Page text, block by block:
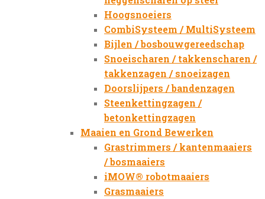
Hoogsnoeiers
CombiSysteem / MultiSysteem
Bijlen / bosbouwgereedschap
Snoeischaren / takkenscharen /
takkenzagen / snoeizagen
Doorslijpers / bandenzagen
Steenkettingzagen /
betonkettingzagen
Maaien en Grond Bewerken
Grastrimmers / kantenmaaiers
/ bosmaaiers
iMOW® robotmaaiers
Grasmaaiers